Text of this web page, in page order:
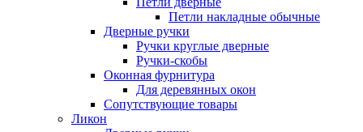
Петли накладные обычные
Дверные ручки
Ручки круглые дверные
Ручки-скобы
Оконная фурнитура
Для деревянных окон
Сопутствующие товары
Ликон